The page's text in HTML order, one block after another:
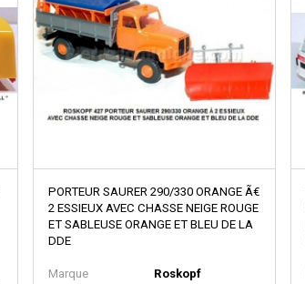
PORTEUR SAURER 290/330 ORANGE Ã€
2 ESSIEUX AVEC CHASSE NEIGE ROUGE
ET SABLEUSE ORANGE ET BLEU DE LA
DDE
Marque
Roskopf